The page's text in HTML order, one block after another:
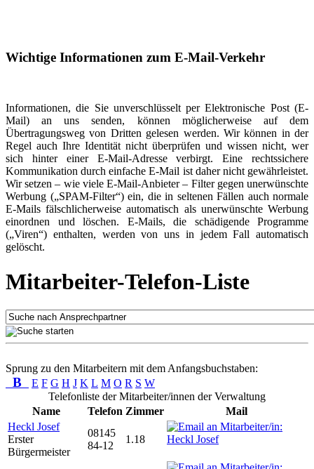
Wichtige Informationen zum E-Mail-Verkehr
Informationen, die Sie unverschlüsselt per Elektronische Post (E-
Mail) an uns senden, können möglicherweise auf dem
Übertragungsweg von Dritten gelesen werden. Wir können in der
Regel auch Ihre Identität nicht überprüfen und wissen nicht, wer
sich hinter einer E-Mail-Adresse verbirgt. Eine rechtssichere
Kommunikation durch einfache E-Mail ist daher nicht gewährleistet.
Wir setzen – wie viele E-Mail-Anbieter – Filter gegen unerwünschte
Werbung („SPAM-Filter“) ein, die in seltenen Fällen auch normale
E-Mails fälschlicherweise automatisch als unerwünschte Werbung
einordnen und löschen. E-Mails, die schädigende Programme
(„Viren“) enthalten, werden von uns in jedem Fall automatisch
gelöscht.
Mitarbeiter-Telefon-Liste
Sprung zu den Mitarbeitern mit dem Anfangsbuchstaben:
B E F G H J K L M O R S W
Telefonliste der Mitarbeiter/innen der Verwaltung
Name
Telefon Zimmer
Mail
Heckl Josef
Erster
Bürgermeister
08145
84-12
1.18